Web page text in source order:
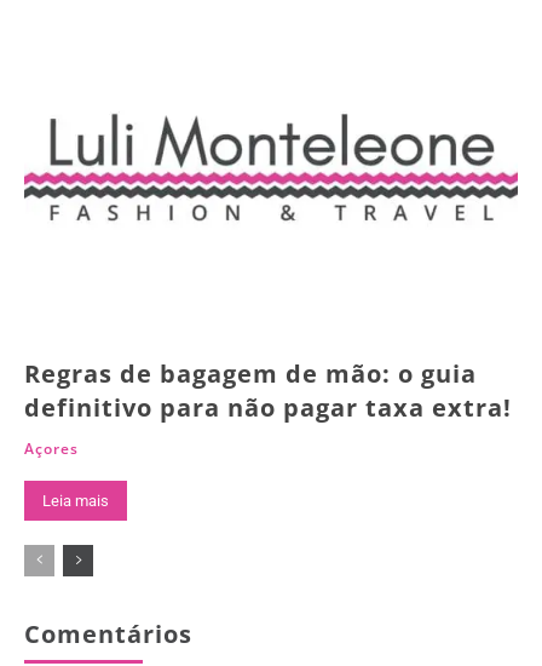
Regras de bagagem de mão: o guia
definitivo para não pagar taxa extra!
Açores
Leia mais
Comentários